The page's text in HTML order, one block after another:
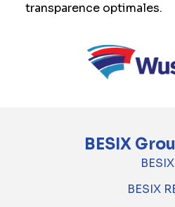
transparence optimales.
BESIX
BESIX
BESIX